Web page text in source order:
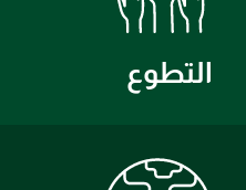
التطوع